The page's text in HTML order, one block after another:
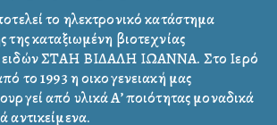
το ηλεκτρονικό κατάστημα
της καταξιωμένη βιοτεχνίας
ειδών ΣΤΑΗ ΒΙΔΑΛΗ ΙΩΑΝΝΑ. Στο Ιερό
το 1993 η οικογενειακή μας
από υλικά Α’ ποιότητας μοναδικά
αντικείμενα.